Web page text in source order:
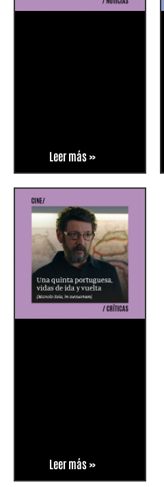
Leer más »
Leer más »